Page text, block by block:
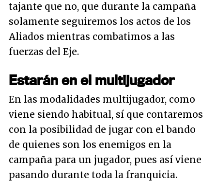
tajante que no, que durante la campaña
solamente seguiremos los actos de los
Aliados mientras combatimos a las
fuerzas del Eje.
Estarán en el multijugador
En las modalidades multijugador, como
viene siendo habitual, sí que contaremos
con la posibilidad de jugar con el bando
de quienes son los enemigos en la
campaña para un jugador, pues así viene
pasando durante toda la franquicia.